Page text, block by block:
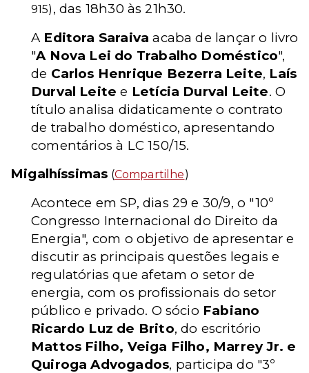
915) , das 18h30 às 21h30.
AEditora Saraivaacaba de lançar o livro
"A Nova Lei do Trabalho Doméstico",
de Carlos Henrique Bezerra Leite, Laís
Durval Leite e Letícia Durval Leite. O
título analisa didaticamente o contrato
de trabalho doméstico, apresentando
comentários à LC 150/15.
Migalhíssimas (Compartilhe)
Acontece em SP, dias 29 e 30/9, o "10º
Congresso Internacional do Direito da
Energia", com o objetivo de apresentar e
discutir as principais questões legais e
regulatórias que afetam o setor de
energia, com os profissionais do setor
público e privado. O sócio Fabiano
Ricardo Luz de Brito, do escritório
Mattos Filho, Veiga Filho, Marrey Jr. e
Quiroga Advogados, participa do "3º